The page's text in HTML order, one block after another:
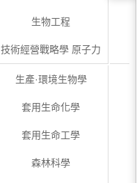
生物工程
技術經營戰略學 原子力
生產·環境生物學
套用生命化學
套用生命工學
森林科學